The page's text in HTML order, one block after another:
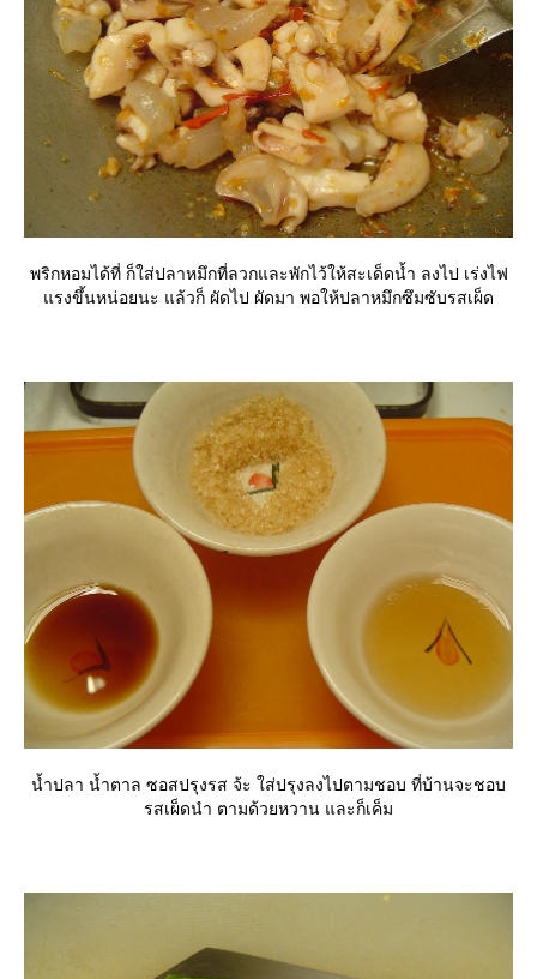
พริกหอมได้ที่ ก็ใส่ปลาหมึกที่ลวกและพักไว้ให้สะเด็ดน้ำ ลงไป เร่งไฟ
รงขึ้นหน่อยนะ แล้วก็ ผัดไป ผัดมา พอให้ปลาหมึกซึมซับรสเผ็ด
น้ำปลา น้ำตาล ซอสปรุงรส จ้ะ ใส่ปรุงลงไปตามชอบ ที่บ้านจะชอบ
รสเผ็ดนำ ตามด้วยหวาน และก็เค็ม